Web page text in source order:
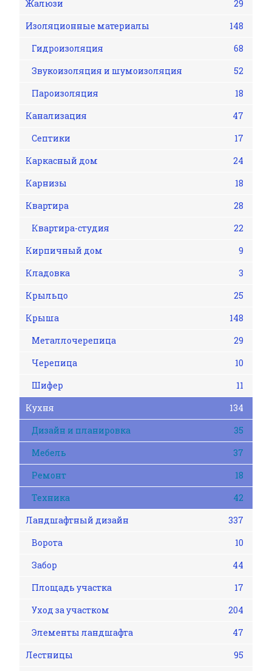
Жалюзи
29
Изоляционные материалы
148
Гидроизоляция
68
Звукоизоляция и шумоизоляция
52
Пароизоляция
18
Канализация
47
Септики
17
Каркасный дом
24
Карнизы
18
Квартира
28
Квартира-студия
22
Кирпичный дом
9
Кладовка
3
Крыльцо
25
Крыша
148
Металлочерепица
29
Черепица
10
Шифер
11
Кухня
134
Дизайн и планировка
35
Мебель
37
Ремонт
18
Техника
42
Ландшафтный дизайн
337
Ворота
10
Забор
44
Площадь участка
17
Уход за участком
204
Элементы ландшафта
47
Лестницы
95